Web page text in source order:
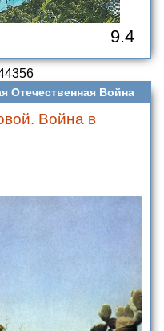
9.4
Отечественная Война
Война в